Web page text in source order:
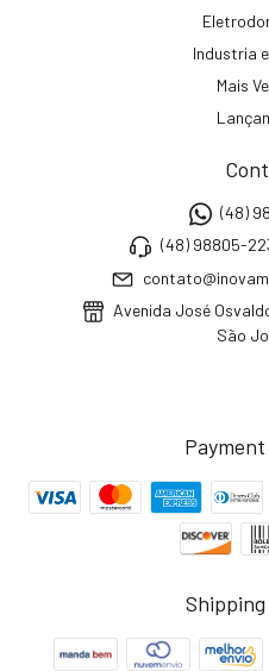
Industria
Mais
(48)
(48) 98805-
Avenida José
São